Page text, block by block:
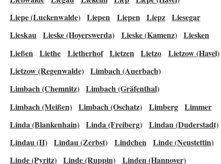
Liepe (Luckenwalde) Liepen Liepen Liepz Liesegar
Lieskau Lieske (Hoyerswerda) Lieske (Kamenz) Liesken
Ließen
Liethe Lietherhof Lietzen Lietzo
Lietzow (Havel)
Lietzow (Regenwalde) Limbach (Auerbach)
Limbach (Chemnitz) Limbach (Gräfenthal)
Limbach (Meißen) Limbach (Oschatz) Limberg Limmer
Linda (Blankenhain) Linda (Freiberg)
Lindau (Duderstadt)
Lindau (II) Lindau (Zerbst) Lindchen Linde (Neustettin)
Linde (Pyritz) Linde (Ruppin)
Linden (Hannover)